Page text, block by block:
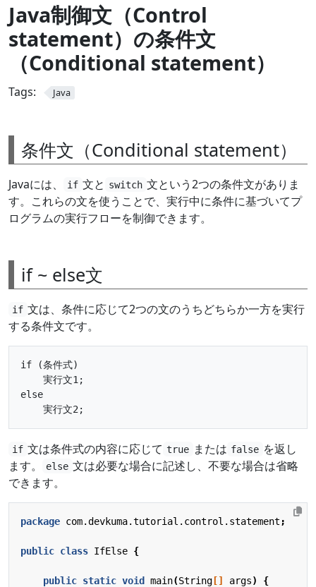
Java制御文（Control
statement）の条件文
（Conditional statement）
Tags: Java
条件文（Conditional statement）
Javaには、 if 文と switch 文という2つの条件文がありま
す。これらの文を使うことで、実行中に条件に基づいてプ
ログラムの実行フローを制御できます。
if ~ else文
if 文は、条件に応じて2つの文のうちどちらか一方を実行
する条件文です。
if (条件式)
    実行文1;
else
if 文は条件式の内容に応じて true または false を返し
ます。
else 文は必要な場合に記述し、不要な場合は省略
できます。
package com.devkuma.tutorial.control.statement ;
public class IfElse {
public static void main(String [] args) {